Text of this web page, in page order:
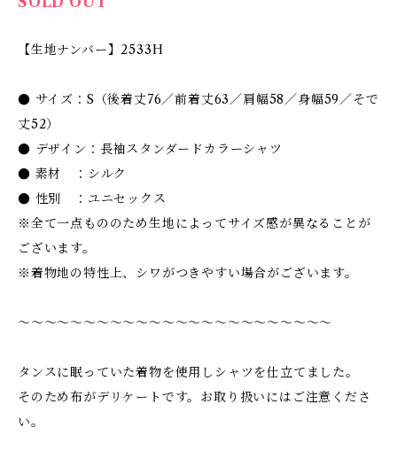
【生地ナンバー】2533H
● サイズ：S（後着丈76／前着丈63／肩幅58／身幅59／そで
丈52）
● デザイン：長袖スタンダードカラーシャツ
● 素材 ：シルク
● 性別 ：ユニセックス
※全て一点もののため生地によってサイズ感が異なることが
ございます。
※着物地の特性上、シワがつきやすい場合がございます。
〜〜〜〜〜〜〜〜〜〜〜〜〜〜〜〜〜〜〜〜〜〜〜〜
タンスに眠っていた着物を使用しシャツを仕立てました。
そのため布がデリケートです。お取り扱いにはご注意くださ
い。